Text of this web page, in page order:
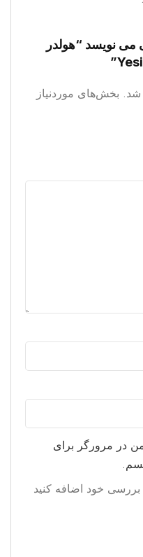
می نویسد “هولدر
شد. بخش‌های موردنیاز
در مرورگر برای
بررسی خود اضافه کنید